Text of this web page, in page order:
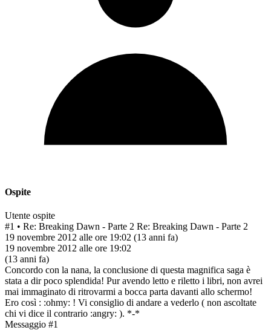
Ospite
Utente ospite
#1 • Re: Breaking Dawn - Parte 2 Re: Breaking Dawn - Parte 2
19 novembre 2012 alle ore 19:02 (13 anni fa)
19 novembre 2012 alle ore 19:02
(13 anni fa)
Concordo con la nana, la conclusione di questa magnifica saga è
stata a dir poco splendida! Pur avendo letto e riletto i libri, non avrei
mai immaginato di ritrovarmi a bocca parta davanti allo schermo!
Ero così : :ohmy: ! Vi consiglio di andare a vederlo ( non ascoltate
chi vi dice il contrario :angry: ). *-*
Messaggio #1